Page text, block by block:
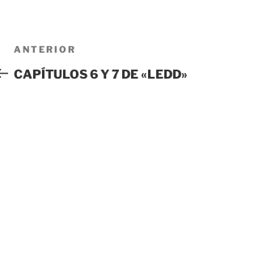
Navegación
de
Entrada
anterior:
ANTERIOR
CAPÍTULOS 6 Y 7 DE «LEDD»